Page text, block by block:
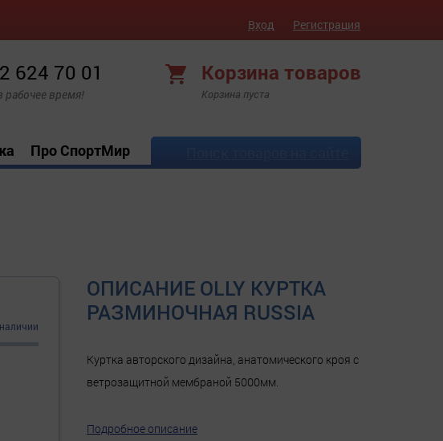
Вход Регистрация
624 70 01
рабочее время!
Корзина товаров
Корзина пуста
Про СпортМир
ОПИСАНИЕ OLLY КУРТКА
РАЗМИНОЧНАЯ RUSSIA
Куртка авторского дизайна, анатомического кроя с
ветрозащитной мембраной 5000мм.
Подробное описание